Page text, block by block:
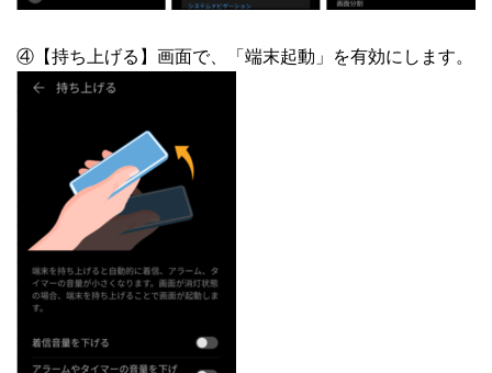
④【持ち上げる】画面で、「端末起動」を有効にします。